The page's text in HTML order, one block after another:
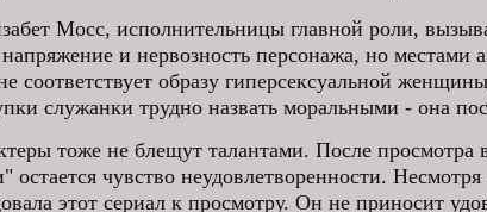
Мосс, исполнительницы главной роли,
напряжение и нервозность персонажа, но местами
соответствует образу гиперсексуальной
служанки трудно назвать моральными - она
тоже не блещут талантами. После просмотра
остается чувство неудовлетворенности.
этот сериал к просмотру. Он не приносит